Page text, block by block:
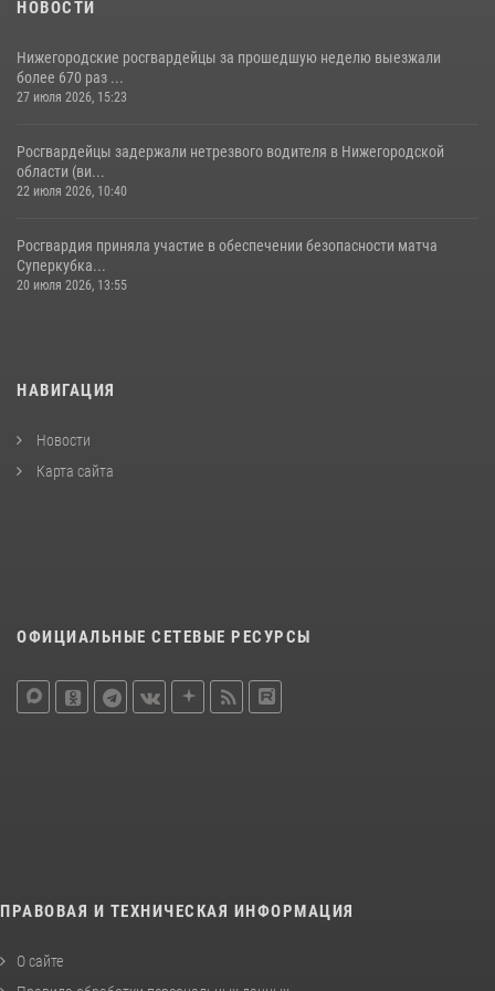
НОВОСТИ
Нижегородские росгвардейцы за прошедшую неделю выезжали
более 670 раз ...
27 июля 2026, 15:23
Росгвардейцы задержали нетрезвого водителя в Нижегородской
области (ви...
22 июля 2026, 10:40
Росгвардия приняла участие в обеспечении безопасности матча
Суперкубка...
20 июля 2026, 13:55
НАВИГАЦИЯ
Новости
Карта сайта
ОФИЦИАЛЬНЫЕ СЕТЕВЫЕ РЕСУРСЫ
ПРАВОВАЯ И ТЕХНИЧЕСКАЯ ИНФОРМАЦИЯ
О сайте